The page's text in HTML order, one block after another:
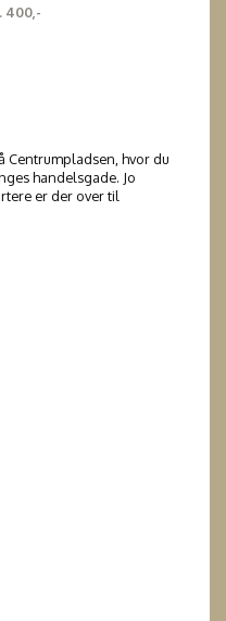
400,-
Centrumpladsen, hvor du
handelsgade. Jo
er der over til